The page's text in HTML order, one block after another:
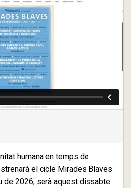
humana en temps de
el cicle Mirades Blaves
de 2026, serà aquest dissabte